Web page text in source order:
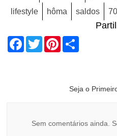
lifestyle hôma saldos
Facebook
TwitterPinterest
Seja o
Sem comentários ainda.